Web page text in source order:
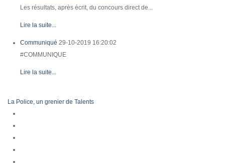
Les résultats, après écrit, du concours direct de...
Lire la suite...
Communiqué 29-10-2019 16:20:02
#COMMUNIQUE
Lire la suite...
La Police, un grenier de Talents